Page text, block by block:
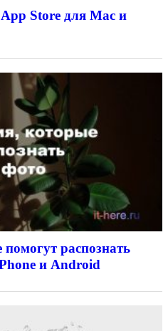
Store для Mac и
распознать
и Android